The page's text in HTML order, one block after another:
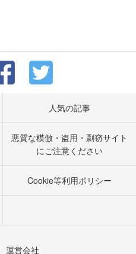
人気の記事
悪質な模倣・盗用・剽窃サイト
にご注意ください
Cookie等利用ポリシー
運営会社